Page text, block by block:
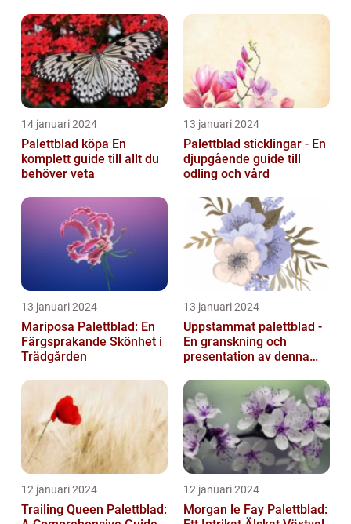
14 januari 2024
Palettblad köpa En
komplett guide till allt du
behöver veta
13 januari 2024
Palettblad sticklingar - En
djupgående guide till
odling och vård
13 januari 2024
Mariposa Palettblad: En
Färgsprakande Skönhet i
Trädgården
13 januari 2024
Uppstammat palettblad -
En granskning och
presentation av denna
12 januari 2024
Trailing Queen Palettblad:
12 januari 2024
Morgan le Fay Palettblad: